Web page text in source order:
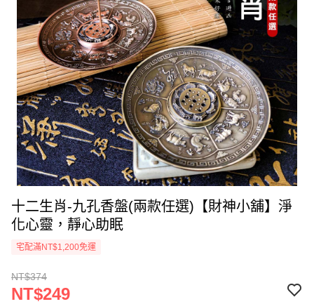
十二生肖-九孔香盤(兩款任選)【財神小舖】淨
化心靈，靜心助眠
宅配滿NT$1,200免運
NT$374
NT$249